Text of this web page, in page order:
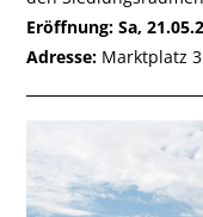
Eröffnung: Sa,
Adresse: Marktplatz 3